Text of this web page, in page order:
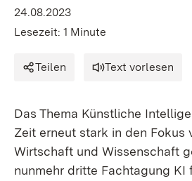
24.08.2023
Lesezeit: 1 Minute
Teilen Text vorlesen
Das Thema Künstliche
Zeit erneut stark in den Fokus
Wirtschaft und Wissenschaft
nunmehr dritte Fachtagung KI